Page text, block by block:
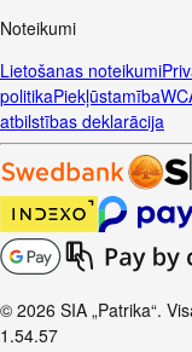
Noteikumi
Lietošanas noteikumi
politikaPiekļūstamība
atbilstības deklarācija
© 2026 SIA „Patrika“.
1.54.57